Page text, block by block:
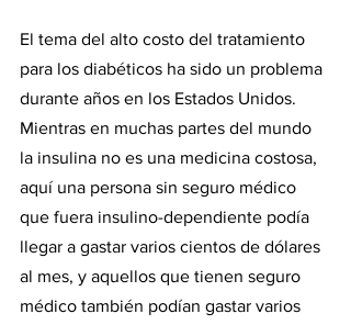
El tema del alto costo del tratamiento
para los diabéticos ha sido un problema
durante años en los Estados Unidos.
Mientras en muchas partes del mundo
la insulina no es una medicina costosa,
aquí una persona sin seguro médico
que fuera insulino-dependiente podía
llegar a gastar varios cientos de dólares
al mes, y aquellos que tienen seguro
médico también podían gastar varios